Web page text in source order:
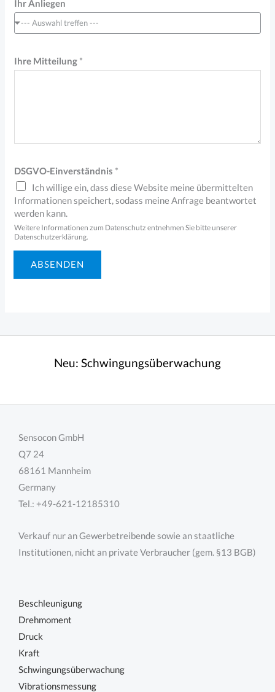
Ihr Anliegen
--- Auswahl treffen ---
n
g
n
A
d
r
i
u
Ihre Mitteilung *
DSGVO-Einverständnis *
Ich willige ein, dass diese Website meine übermittelten
Informationen speichert, sodass meine Anfrage beantwortet
werden kann.
Weitere Informationen zum Datenschutz entnehmen Sie bitte unserer
Datenschutzerklärung.
ABSENDEN
Neu: Schwingungsüberwachung
Sensocon GmbH
Q7 24
68161 Mannheim
Germany
Tel.: +49-621-12185310
Verkauf nur an Gewerbetreibende sowie an staatliche
Institutionen, nicht an private Verbraucher (gem. §13 BGB)
Beschleunigung
Drehmoment
Druck
Kraft
Schwingungsüberwachung
Vibrationsmessung